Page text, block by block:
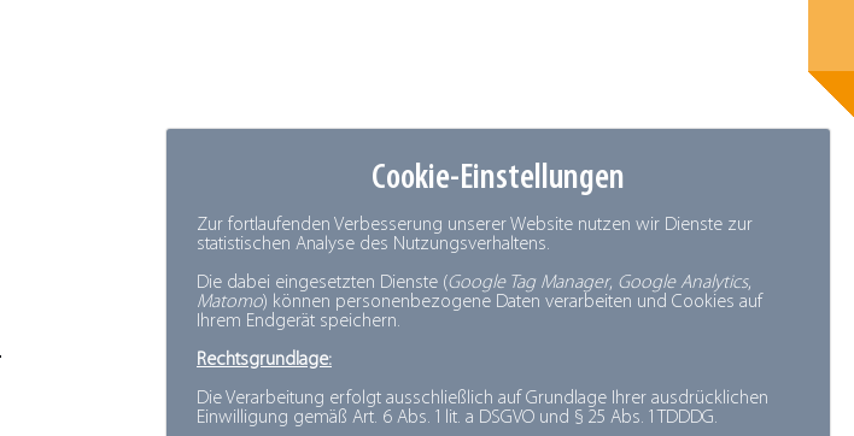
Cookie-Einstellungen
Zur fortlaufenden Verbesserung unserer Website nutzen wir Dienste zur
statistischen Analyse des Nutzungsverhaltens.
Die dabei eingesetzten Dienste (Google Tag Manager, Google Analytics,
Matomo) können personenbezogene Daten verarbeiten und Cookies auf
Ihrem Endgerät speichern.
Rechtsgrundlage:
Die Verarbeitung erfolgt ausschließlich auf Grundlage Ihrer ausdrücklichen
Einwilligung gemäß Art. 6 Abs. 1 lit. a DSGVO und § 25 Abs. 1 TDDDG.